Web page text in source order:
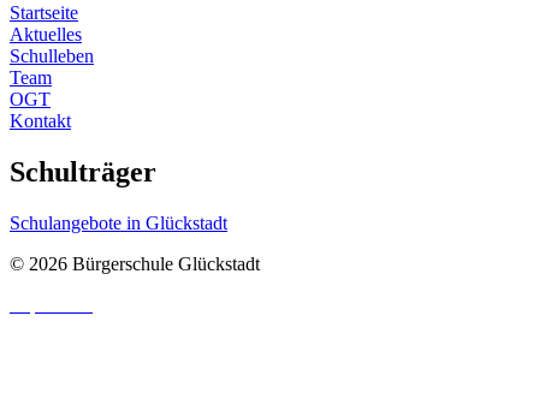
Startseite
Aktuelles
Schulleben
Team
OGT
Kontakt
Schulträger
Schulangebote in Glückstadt
© 2026 Bürgerschule Glückstadt